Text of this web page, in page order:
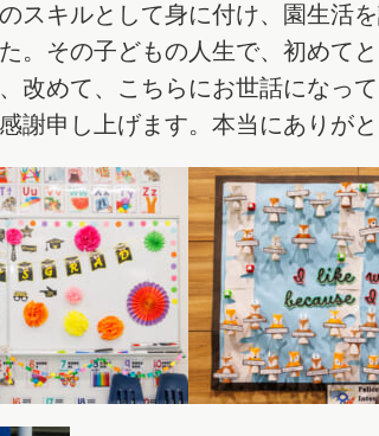
スキルとして身に付け、園生活
。その子どもの人生で、初めて
改めて、こちらにお世話になっ
謝申し上げます。本当にありがと